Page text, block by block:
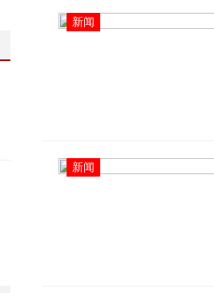
新闻
新闻